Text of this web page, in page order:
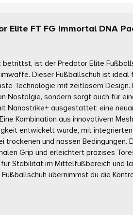
Elite FT FG Immortal DNA
betrittst, ist der Predator Elite
Dieser Fußballschuh ist ideal
Technologie mit zeitlosem
Nostalgie, sondern sorgt auch für
Nanostrike+ ausgestattet: eine
Kombination aus innovativem
entwickelt wurde, mit
trockenen und nassen
Grip und erleichtert präzises
Stabilität im Mittelfußbereich und
übernimmst du die